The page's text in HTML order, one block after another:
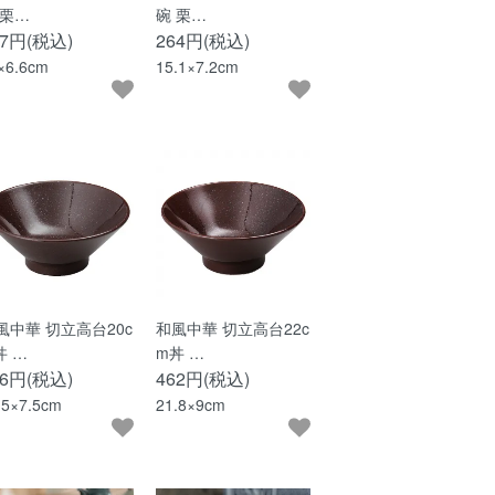
…
円(税込)
碗 栗…
264円(税込)
15.1×7.2cm
中華 切立高台20c
…
円(税込)
和風中華 切立高台22c
m丼 …
462円(税込)
21.8×9cm